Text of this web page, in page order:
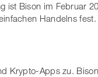
ist Bison im Februar
Handelns fest.
Krypto-Apps zu.